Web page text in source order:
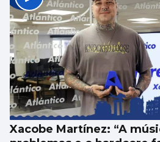
Xacobe Martínez: “A